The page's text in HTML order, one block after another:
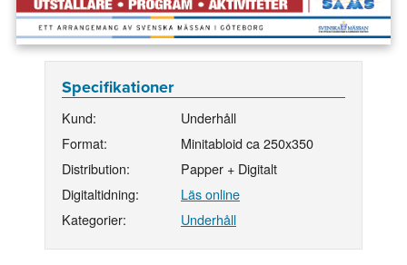
Specifikationer
Kund:
Underhåll
Format:
Minitabloid ca 250x350
Distribution:
Papper + Digitalt
Digitaltidning:
Läs online
Kategorier:
Underhåll